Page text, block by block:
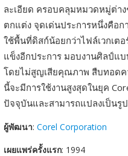
ละเอียด ครอบคลุมหมวดหมู่ต่า
ตกแต่ง จุดเด่นประการหนึ่งคือ
ใช้พื้นที่ดิสก์น้อยกว่าไฟล์เวกเต
แข็งอีกประการ มอบงานศิลป์แ
โดยไม่สูญเสียคุณภาพ สืบทอดค
นี้จะมีการใช้งานสูงสุดในยุค
ปัจจุบันและสามารถแปลงเป็นรู
ผู้พัฒนา: Corel Corporation
เผยแพร่ครั้งแรก: 1994